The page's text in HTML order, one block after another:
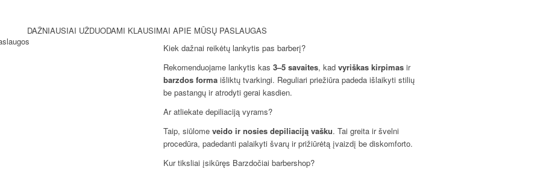
DAŽNIAUSIAI UŽDUODAMI KLAUSIMAI APIE MŪSŲ PASLAUGAS
Kiek dažnai reikėtų lankytis pas barberį?
Rekomenduojame lankytis kas3–5 savaites, kadvyriškas kirpimas ir
barzdos forma išliktų tvarkingi. Reguliari priežiūra padeda išlaikyti stilių
be pastangų ir atrodyti gerai kasdien.
Ar atliekate depiliaciją vyrams?
Taip, siūlomeveido ir nosies depiliaciją vašku. Tai greita ir švelni
procedūra, padedanti palaikyti švarų ir prižiūrėtą įvaizdį be diskomforto.
Kur tiksliai įsikūręs Barzdočiai barbershop?